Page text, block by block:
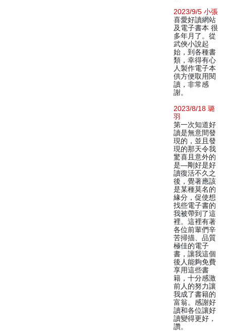
2023/9/5 小張
喜愛好讀網站
及電子書本 很
多年月了。從
武俠小說起
始，到各種書
類，幸得有心
人製作電子本
供方便取用閱
讀，非常感
謝。
2023/8/18 璐
羽
第一次知道好
讀是無意間發
現的，並且發
現的那天令我
驚喜且意外的
是—剛好是好
讀復活不久之
後，覺著應該
是某種莫名的
緣分，促使想
找些電子書的
我被帶到了這
裡。這裡有著
各位前輩們辛
苦掃描、品質
極佳的電子
書，讓我這個
後人能夠免費
享用這些書
籍，十分感激
前人的努力讓
我成了書籍的
富翁。感謝好
讀和各位讓好
讀變得更好，
讚。